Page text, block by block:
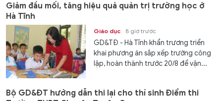
Giảm đầu mối, tăng hiệu quả quản trị trường học ở
Hà Tĩnh
Giáo dục 8 giờ trước
GD&TĐ - Hà Tĩnh khẩn trương triển
khai phương án sắp xếp trường công
lập, hoàn thành trước 20/8 để vận...
Bộ GD&ĐT hướng dẫn thi lại cho thí sinh Điểm thi